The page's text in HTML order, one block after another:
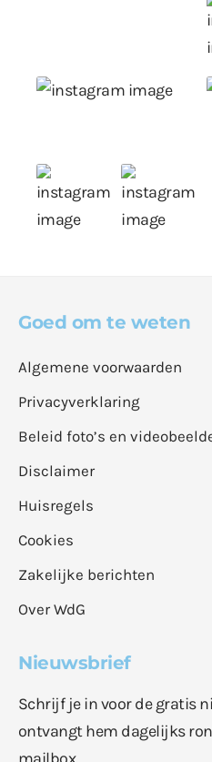
Goed om te weten
Algemene voorwaarden
Privacyverklaring
Beleid foto’s en
Disclaimer
Huisregels
Cookies
Zakelijke berichten
Over WdG
Nieuwsbrief
Schrijf je in voor de gratis
ontvangt hem dagelijks